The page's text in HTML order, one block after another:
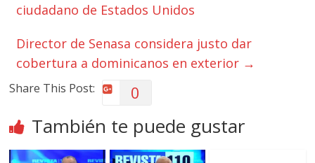
ciudadano de Estados Unidos
Director de Senasa considera justo dar
cobertura a dominicanos en exterior →
Share This Post: 0
También te puede gustar